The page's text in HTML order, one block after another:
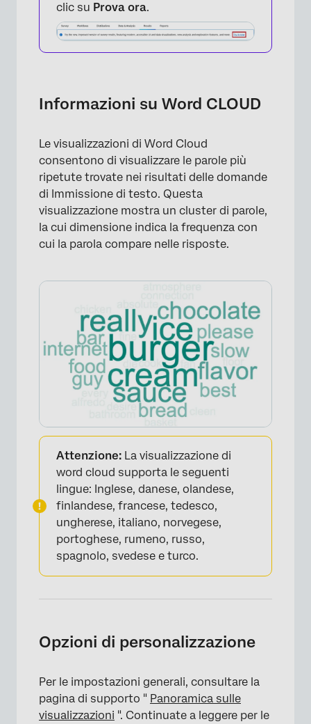
clic su Prova ora.
×
Informazioni su Word CLOUD
Le visualizzazioni di Word Cloud
consentono di visualizzare le parole più
ripetute trovate nei risultati delle domande
di Immissione di testo. Questa
visualizzazione mostra un cluster di parole,
la cui dimensione indica la frequenza con
cui la parola compare nelle risposte.
×
Attenzione: La visualizzazione di
word cloud supporta le seguenti
lingue: Inglese, danese, olandese,
finlandese, francese, tedesco,
ungherese, italiano, norvegese,
portoghese, rumeno, russo,
spagnolo, svedese e turco.
Opzioni di personalizzazione
Per le impostazioni generali, consultare la
pagina di supporto " Panoramica sulle
visualizzazioni ". Continuate a leggere per le